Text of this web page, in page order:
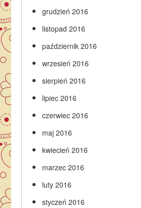
grudzień 2016
listopad 2016
październik 2016
wrzesień 2016
sierpień 2016
lipiec 2016
czerwiec 2016
maj 2016
kwiecień 2016
marzec 2016
luty 2016
styczeń 2016